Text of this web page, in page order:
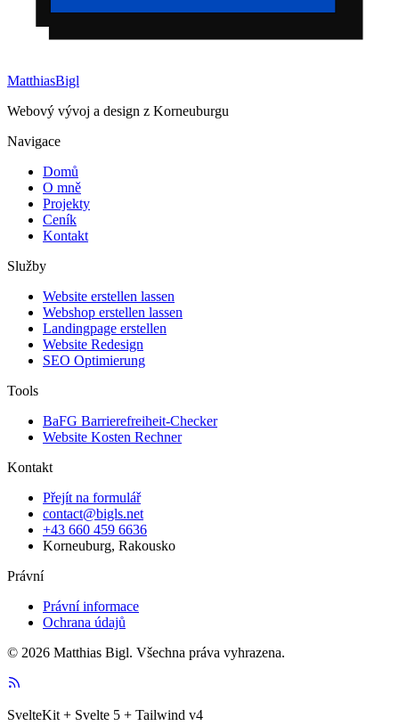
MatthiasBigl
Webový vývoj a design z Korneuburgu
Navigace
Domů
O mně
Projekty
Ceník
Kontakt
Služby
Website erstellen lassen
Webshop erstellen lassen
Landingpage erstellen
Website Redesign
SEO Optimierung
Tools
BaFG Barrierefreiheit-Checker
Website Kosten Rechner
Kontakt
Přejít na formulář
contact@bigls.net
+43 660 459 6636
Korneuburg, Rakousko
Právní
Právní informace
Ochrana údajů
© 2026 Matthias Bigl. Všechna práva vyhrazena.
SvelteKit + Svelte 5 + Tailwind v4